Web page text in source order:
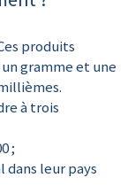
produits
gramme et une
à trois
;
dans leur pays